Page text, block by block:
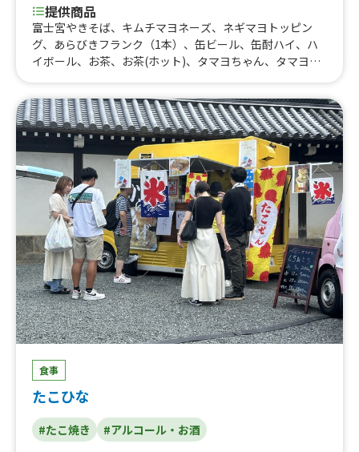
提供商品
富士宮やきそば、キムチマヨネーズ、ネギマヨトッピン
グ、あらびきフランク（1本）、缶ビール、缶酎ハイ、ハ
イボール、お茶、お茶(ホット)、タマヨちゃん、タマヨ、
そば、ぼっかけやきそば、アイスブリュレクレープ（バニ
ラ・チョコ）、お好み焼き、たこ焼、明石焼き、はじける
食事
たこひな
#たこ焼き #アルコール・お酒